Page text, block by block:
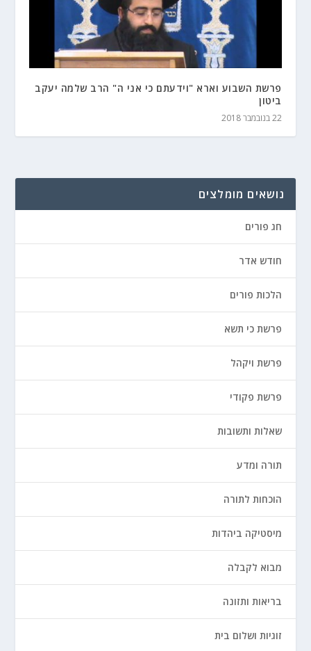
פרשת השבוע וארא "וידעתם כי אני ה" הרב שלמה יעקב
ביטון
22 בנובמבר 2018
נושאים מומלצים
חג פורים
חודש אדר
הלכות פורים
פרשת כי תשא
פרשת ויקהל
פרשת פקודי
שאלות ותשובות
תורה ומדע
הוכחות לתורה
מיסטיקה ביהדות
מבוא לקבלה
בריאות ותזונה
זוגיות ושלום בית